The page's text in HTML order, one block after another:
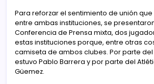
Para reforzar el sentimiento de unión
entre ambas instituciones, se
Conferencia de Prensa mixta, dos
estas instituciones porque, entre otras
camiseta de ambos clubes. Por parte
estuvo Pablo Barrera y por parte del
Güemez.